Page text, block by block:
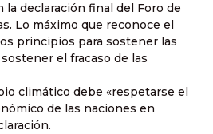
la declaración final del Foro de
Lo máximo que reconoce el
principios para sostener las
el fracaso de las
climático debe «respetarse el
de las naciones en